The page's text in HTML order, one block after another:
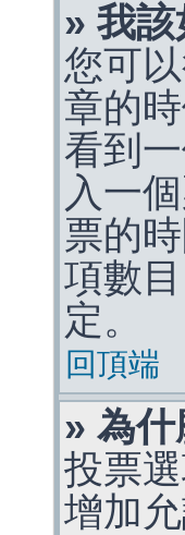
» 我
您可
章的
看到
入一
票的
項數
定。
回頂端
» 為
投票
增加